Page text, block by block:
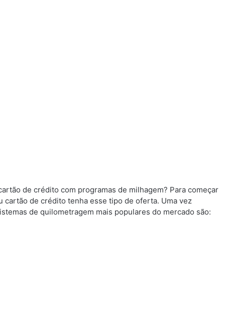
de crédito com programas de milhagem? Para começar
de crédito tenha esse tipo de oferta. Uma vez
de quilometragem mais populares do mercado são: